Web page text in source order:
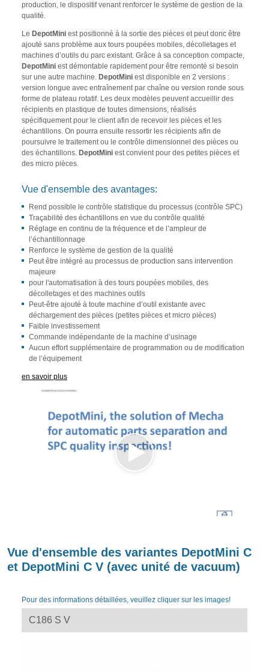
production, le dispositif venant renforcer le système de gestion de la
qualité.
Le DepotMini est positionné à la sortie des pièces et peut donc être
ajouté sans problème aux tours poupées mobiles, décolletages et
machines d’outils du parc existant. Grâce à sa conception compacte,
DepotMini est démontable rapidement pour être remonté si besoin
sur une autre machine. DepotMini est disponible en 2 versions :
version longue avec entraînement par chaîne ou version ronde sous
forme de plateau rotatif. Les deux modèles peuvent accueillir des
récipients en plastique de toutes dimensions, réalisés
spécifiquement pour le client afin de recevoir les pièces et les
échantillons. On pourra ensuite ressortir les récipients afin de
poursuivre le traitement ou le contrôle dimensionnel des pièces ou
des échantillons. DepotMini est convient pour des petites pièces et
des micro pièces.
Vue d'ensemble des avantages:
Rend possible le contrôle statistique du processus (contrôle SPC)
Traçabilité des échantillons en vue du contrôle qualité
Réglage en continu de la fréquence et de l’ampleur de
l’échantillonnage
Renforce le système de gestion de la qualité
Peut être intégré au processus de production sans intervention
majeure
pour l'automatisation à des tours poupées mobiles, des
décolletages et des machines outils
Peut-être ajouté à toute machine d’outil existante avec
déchargement des pièces (petites pièces et micro pièces)
Faible investissement
Commande indépendante de la machine d’usinage
Aucun effort supplémentaire de programmation ou de modification
de l’équipement
en savoir plus
Vue d'ensemble des variantes DepotMini C
et DepotMini C V (avec unité de vacuum)
Pour des informations détaillées, veuillez cliquer sur les images!
C186 S V